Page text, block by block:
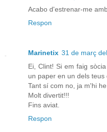
Acabo d'estrenar-me
Respon
Marinetix 31 de març
Ei, Clint! Si em faig
un paper en un dels teus
Tant sí com no, ja m'hi he
Molt divertit!!!
Fins aviat.
Respon